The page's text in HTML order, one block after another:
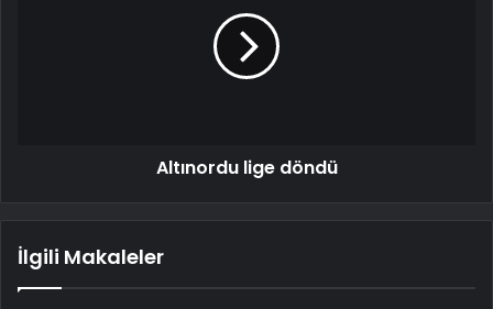
Altınordu lige döndü
İlgili Makaleler